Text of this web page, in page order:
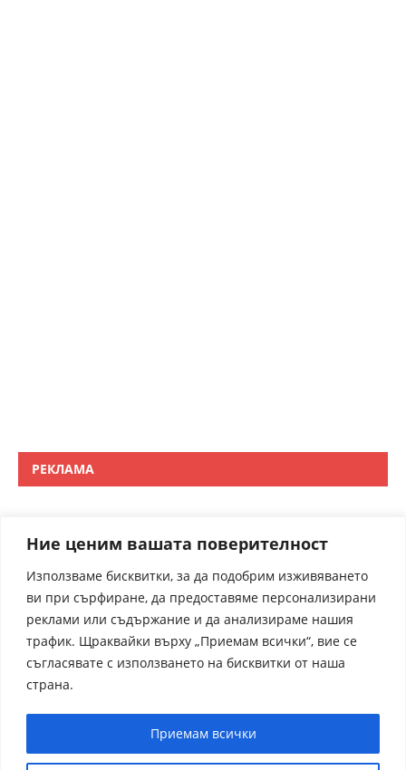
Ние ценим вашата поверителност
Използваме бисквитки, за да подобрим изживяването
ви при сърфиране, да предоставяме персонализирани
реклами или съдържание и да анализираме нашия
трафик. Щраквайки върху „Приемам всички“, вие се
съгласявате с използването на бисквитки от наша
страна.
Приемам всички
РЕКЛАМА